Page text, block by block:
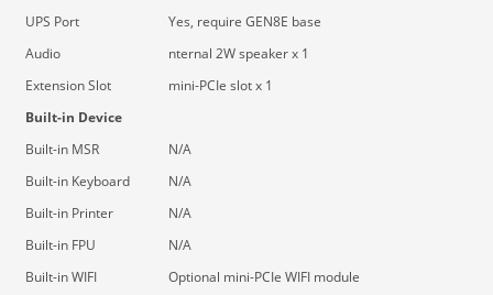
UPS Port
Yes, require GEN8E base
Audio
nternal 2W speaker x 1
Extension Slot
mini-PCIe slot x 1
Built-in Device
Built-in MSR
N/A
Built-in Keyboard
N/A
Built-in Printer
N/A
Built-in FPU
N/A
Built-in WIFI
Optional mini-PCIe WIFI module